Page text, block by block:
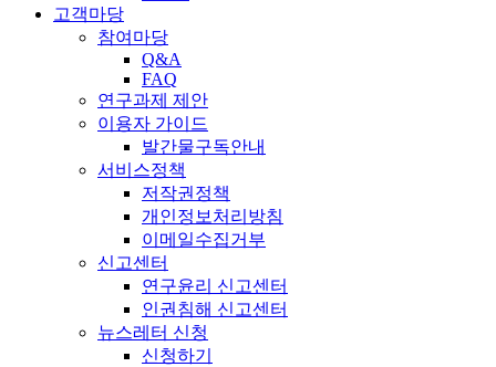
고객마당
참여마당
Q&A
FAQ
연구과제 제안
이용자 가이드
발간물구독안내
서비스정책
저작권정책
개인정보처리방침
이메일수집거부
신고센터
연구윤리 신고센터
인권침해 신고센터
뉴스레터 신청
신청하기